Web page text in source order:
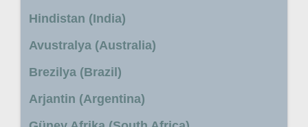
Hindistan (India)
Avustralya (Australia)
Brezilya (Brazil)
Arjantin (Argentina)